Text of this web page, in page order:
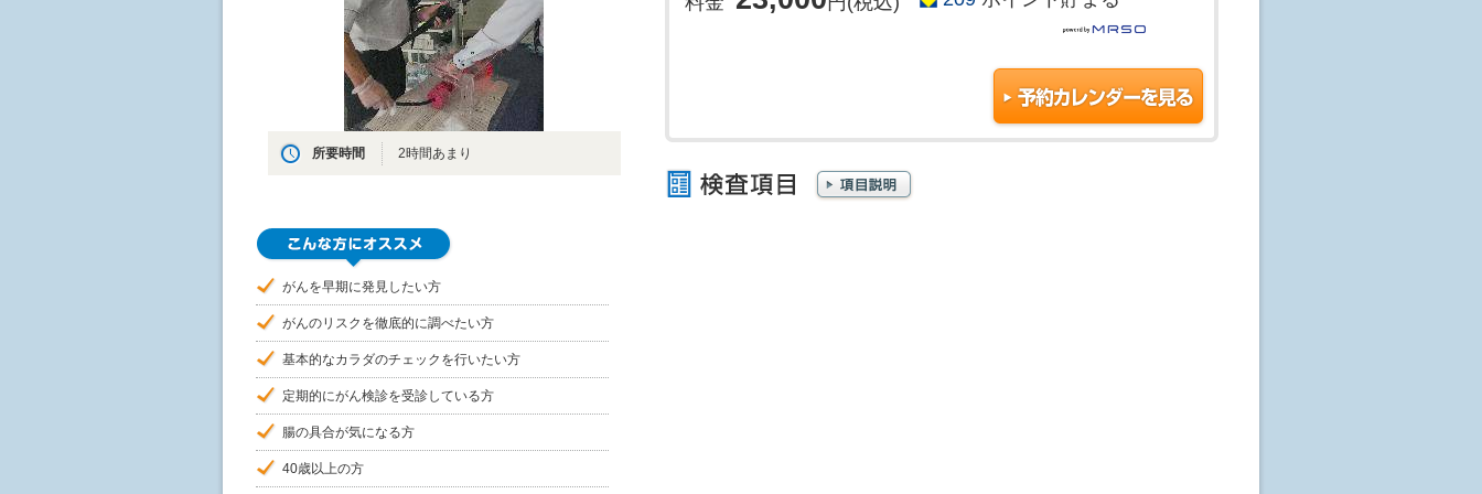
所要時間 2時間あまり
がんを早期に発見したい方
がんのリスクを徹底的に調べたい方
基本的なカラダのチェックを行いたい方
定期的にがん検診を受診している方
腸の具合が気になる方
40歳以上の方